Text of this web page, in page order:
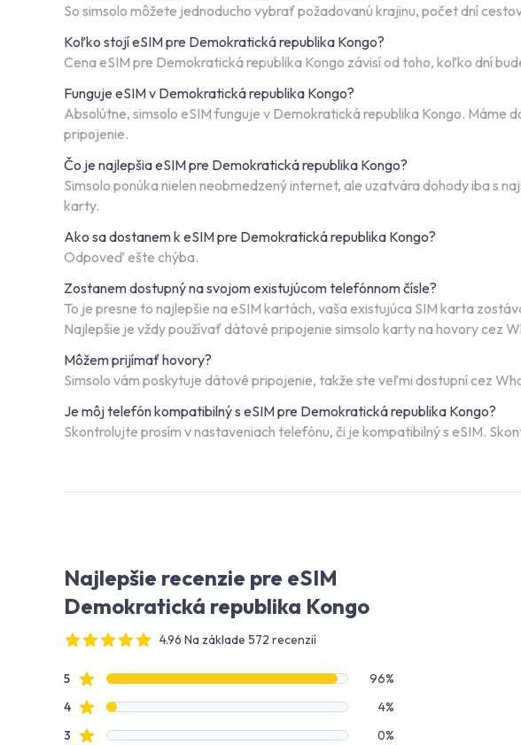
So simsolo môžete jednoducho vybrať požadovanú krajinu, počet dní
Koľko stojí eSIM pre Demokratická republika Kongo?
Cena eSIM pre Demokratická republika Kongo závisí od toho, koľko dní
Funguje eSIM v Demokratická republika Kongo?
Absolútne, simsolo eSIM funguje v Demokratická republika Kongo. Máme
pripojenie.
Čo je najlepšia eSIM pre Demokratická republika Kongo?
Simsolo ponúka nielen neobmedzený internet, ale uzatvára dohody iba s
karty.
Ako sa dostanem k eSIM pre Demokratická republika Kongo?
Odpoveď ešte chýba.
Zostanem dostupný na svojom existujúcom telefónnom čísle?
To je presne to najlepšie na eSIM kartách, vaša existujúca SIM karta
Najlepšie je vždy používať dátové pripojenie simsolo karty na hovory cez
Môžem prijímať hovory?
Simsolo vám poskytuje dátové pripojenie, takže ste veľmi dostupní cez
Je môj telefón kompatibilný s eSIM pre Demokratická republika Kongo?
Skontrolujte prosím v nastaveniach telefónu, či je kompatibilný s eSIM.
Najlepšie recenzie pre eSIM
Demokratická republika Kongo
4.96 Na základe 572 recenzií
Údaje o recenziách
5Hviezdičkové recenzie
96%
4Hviezdičkové recenzie
4%
3 Hviezdičkové recenzie 0%